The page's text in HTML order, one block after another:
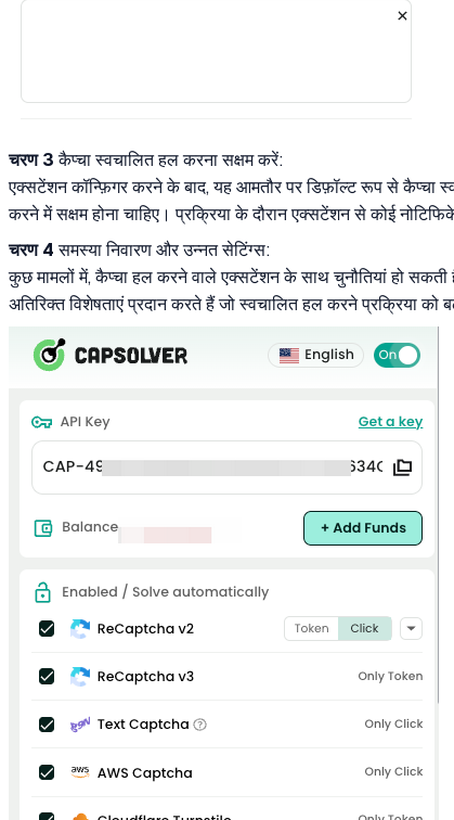
चरण 3 कैप्चा स्वचालित हल करना सक्षम करें:
एक्सटेंशन कॉन्फ़िगर करने के बाद, यह आमतौर पर डिफ़ॉल्ट रूप से कैप्चा
करने में सक्षम होना चाहिए। प्रक्रिया के दौरान एक्सटेंशन से कोई
चरण 4 समस्या निवारण और उन्नत सेटिंग्स:
कुछ मामलों में, कैप्चा हल करने वाले एक्सटेंशन के साथ चुनौतियां हो
अतिरिक्त विशेषताएं प्रदान करते हैं जो स्वचालित हल करने